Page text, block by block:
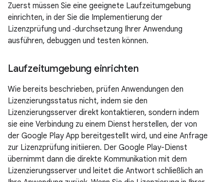
Zuerst müssen Sie eine geeignete Laufzeitumgebung
einrichten, in der Sie die Implementierung der
Lizenzprüfung und ‑durchsetzung Ihrer Anwendung
ausführen, debuggen und testen können.
Laufzeitumgebung einrichten
Wie bereits beschrieben, prüfen Anwendungen den
Lizenzierungsstatus nicht, indem sie den
Lizenzierungsserver direkt kontaktieren, sondern indem
sie eine Verbindung zu einem Dienst herstellen, der von
der Google Play App bereitgestellt wird, und eine Anfrage
zur Lizenzprüfung initiieren. Der Google Play-Dienst
übernimmt dann die direkte Kommunikation mit dem
Lizenzierungsserver und leitet die Antwort schließlich an